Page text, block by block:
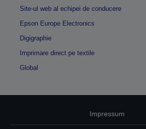
Site-ul web al echipei de conducere
Epson Europe Electronics
Digigraphie
Imprimare direct pe textile
Global
Impressum